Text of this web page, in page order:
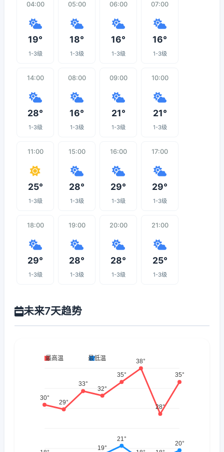
04:00
19°
1-3级
05:00
18°
1-3级
06:00
16°
1-3级
07:00
16°
1-3级
14:00
28°
1-3级
08:00
16°
1-3级
09:00
21°
1-3级
10:00
21°
1-3级
11:00
25°
1-3级
15:00
28°
1-3级
16:00
29°
1-3级
17:00
29°
1-3级
18:00
29°
1-3级
19:00
28°
1-3级
20:00
28°
1-3级
21:00
25°
1-3级
未来7天趋势